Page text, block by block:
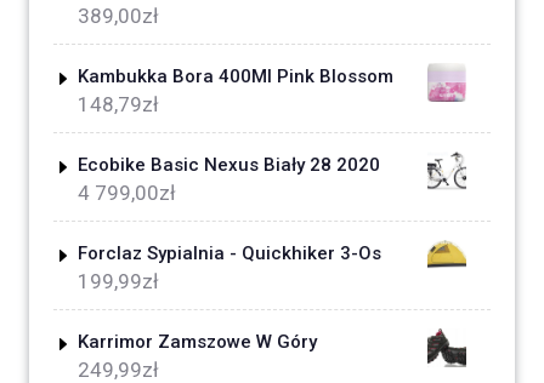
389,00zł
Kambukka Bora 400Ml Pink Blossom
148,79zł
Ecobike Basic Nexus Biały 28 2020
4 799,00zł
Forclaz Sypialnia - Quickhiker 3-Os
199,99zł
Karrimor Zamszowe W Góry
249,99zł